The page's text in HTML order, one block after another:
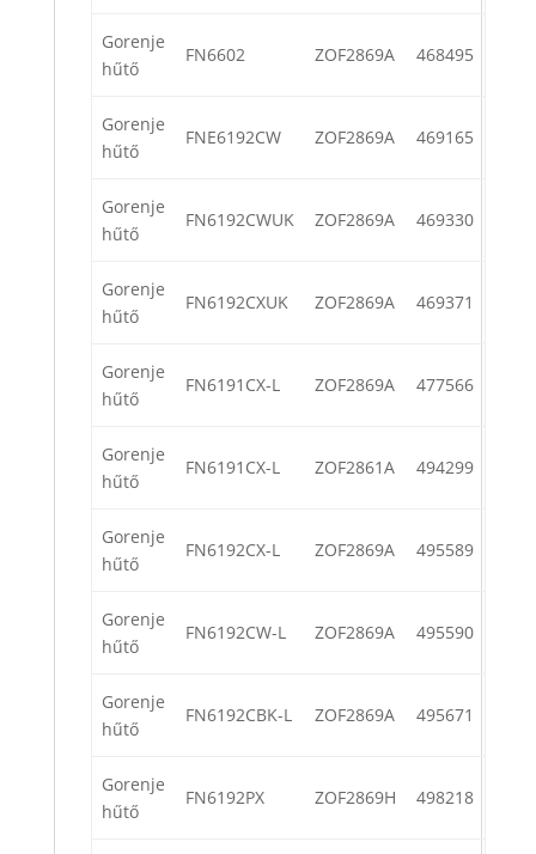
Gorenje
hűtő
FN6602 ZOF2869A 468495
Gorenje
hűtő
FNE6192CW ZOF2869A 469165
Gorenje
hűtő
FN6192CWUK ZOF2869A 469330
Gorenje
hűtő
FN6192CXUK ZOF2869A 469371
Gorenje
hűtő
FN6191CX-L ZOF2869A 477566
Gorenje
hűtő
FN6191CX-L ZOF2861A 494299
Gorenje
hűtő
FN6192CX-L ZOF2869A 495589
Gorenje
hűtő
FN6192CW-L ZOF2869A 495590
Gorenje
hűtő
FN6192CBK-L ZOF2869A 495671
Gorenje
hűtő
FN6192PX ZOF2869H 498218